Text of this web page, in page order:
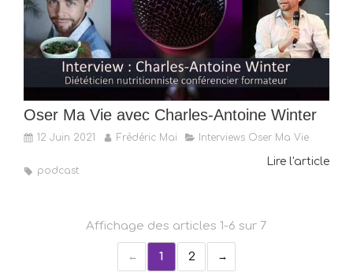
Oser Ma Vie avec Charles-Antoine Winter
12 Juin 2021 Frédéric Mai Interviews Oser Ma Vie
Lire l'article
podcast
Affichage des articles 1-6 sur 7
1 2